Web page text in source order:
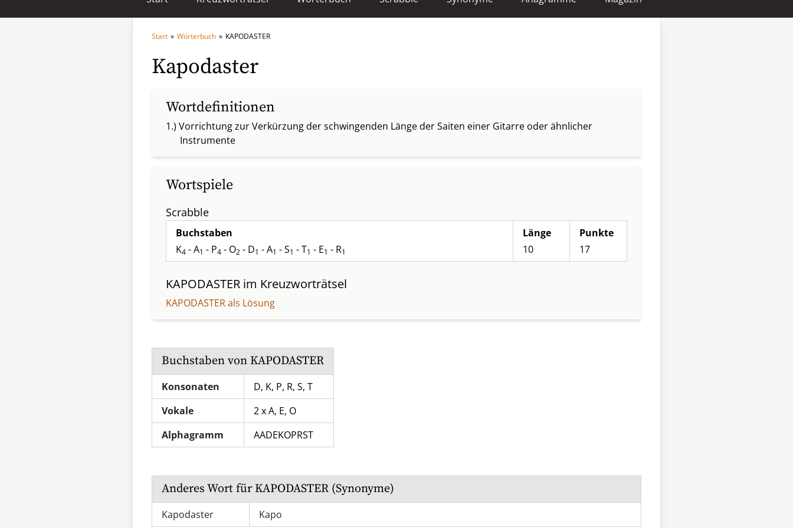
Start » Wörterbuch » KAPODASTER
Kapodaster
Wortdefinitionen
1.) Vorrichtung zur Verkürzung der schwingenden Länge der Saiten einer Gitarre oder ähnlicher
Instrumente
Wortspiele
Scrabble
Buchstaben
K4 - A1 - P4 - O2 - D1 - A1 - S1 - T1 - E1 - R1
Länge
10
Punkte
17
KAPODASTER im Kreuzworträtsel
KAPODASTER als Lösung
Buchstaben von KAPODASTER
Konsonaten
D, K, P, R, S, T
Vokale
2 x A, E, O
Alphagramm
AADEKOPRST
Anderes Wort fürKAPODASTER (Synonyme)
Kapodaster Kapo